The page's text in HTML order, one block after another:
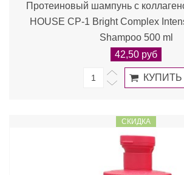
Протеиновый шампунь с
HOUSE CP-1 Bright Complex
Shampoo 500 ml
42,50 руб
СКИДКА